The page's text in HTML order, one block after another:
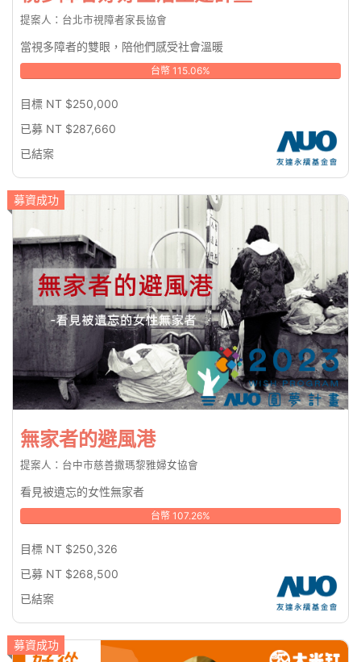
提案人：台北市視障者家長協會
當視多障者的雙眼，陪他們感受社會溫暖
台幣 115.06%
目標 NT $250,000
已募 NT $287,660
已結案
募資成功
無家者的避風港
提案人：台中市慈善撒瑪黎雅婦女協會
看見被遺忘的女性無家者
台幣 107.26%
目標 NT $250,326
已募 NT $268,500
已結案
募資成功